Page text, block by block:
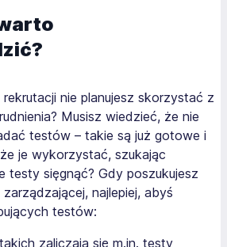
nie planujesz skorzystać z
Musisz wiedzieć, że nie
testów – takie są już gotowe i
je wykorzystać, szukając
testy sięgnąć? Gdy poszukujesz
najlepiej, abyś
testów:
zaliczają się m.in. testy